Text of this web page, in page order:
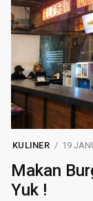
KULINER 19
Makan
Yuk !